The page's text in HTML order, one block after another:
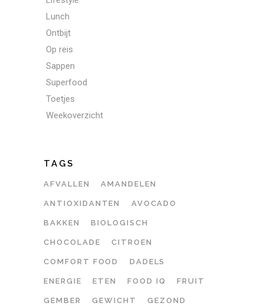
Lunch
Ontbijt
Op reis
Sappen
Superfood
Toetjes
Weekoverzicht
TAGS
AFVALLEN AMANDELEN
ANTIOXIDANTEN AVOCADO
BAKKEN BIOLOGISCH
CHOCOLADE CITROEN
COMFORT FOOD DADELS
ENERGIE ETEN FOOD IQ FRUIT
GEMBER GEWICHT GEZOND